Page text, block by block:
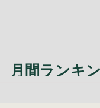
月間ランキ